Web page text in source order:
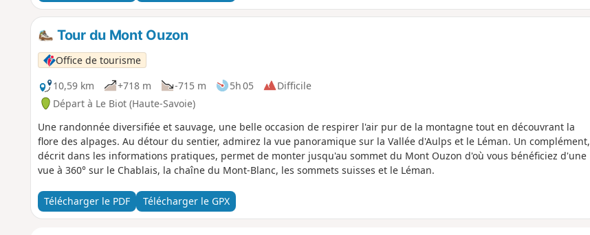
Tour du Mont Ouzon
Office de tourisme
10,59 km
+718 m -715 m 5h 05
Difficile
Départ à Le Biot (Haute-Savoie)
Une randonnée diversifiée et sauvage, une belle occasion de respirer l'air pur de la montagne tout en découvrant la
flore des alpages. Au détour du sentier, admirez la vue panoramique sur la Vallée d'Aulps et le Léman. Un complément,
décrit dans les informations pratiques, permet de monter jusqu'au sommet du Mont Ouzon d'où vous bénéficiez d'une
vue à 360° sur le Chablais, la chaîne du Mont-Blanc, les sommets suisses et le Léman.
Télécharger le PDF Télécharger le GPX